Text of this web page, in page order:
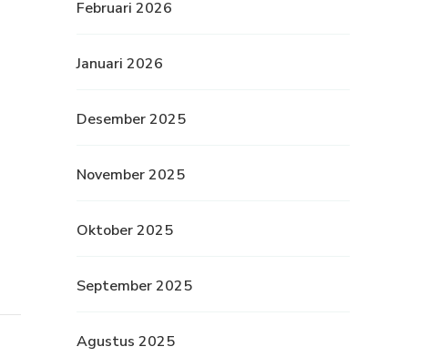
Februari 2026
Januari 2026
Desember 2025
November 2025
Oktober 2025
September 2025
Agustus 2025